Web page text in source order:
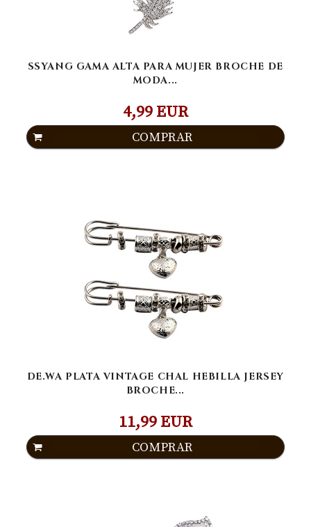
SSYANG GAMA ALTA PARA MUJER BROCHE DE
MODA...
4,99 EUR
COMPRAR
DE.WA PLATA VINTAGE CHAL HEBILLA JERSEY
BROCHE...
11,99 EUR
COMPRAR